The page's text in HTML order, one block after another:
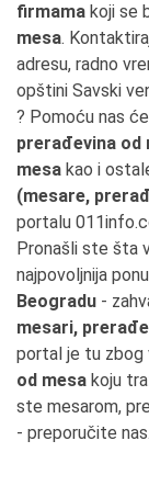
firmama koji se
mesa.
adresu, radno
opštini Savski
? Pomoću nas
prerađevina od
mesa kao i
(mesare,
portalu
Pronašli ste šta
najpovoljnija
Beogradu -
mesari,
portal je tu zbog
od mesa koju
ste mesarom,
- preporučite nas.